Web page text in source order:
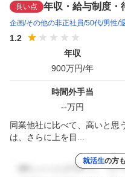
良い点 年収・給与制度・
企画 その他の非正社員 50代 男性
1.2
年収
900万円/年
時間外手当
--万円
同業他社に比べて、高いと思
は、さらに上を目...
就活生の方